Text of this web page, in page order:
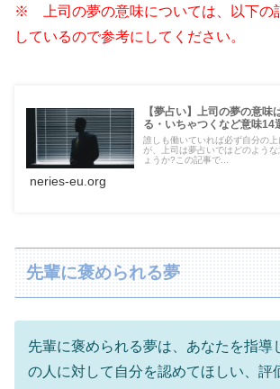
※ 上司の夢の意味については、以下の
しているので参考にしてください。
【夢占い】上司の夢の意味
る・いちゃつくなど意味14
誰しも働いていれば必ず自分の
が、上司は夢占いではどのような
ょうか?この記事で...
neries-eu.org
先輩に褒められる夢
先輩に褒められる夢は、あなたを指導
の人に対して自分を認めてほしい、評